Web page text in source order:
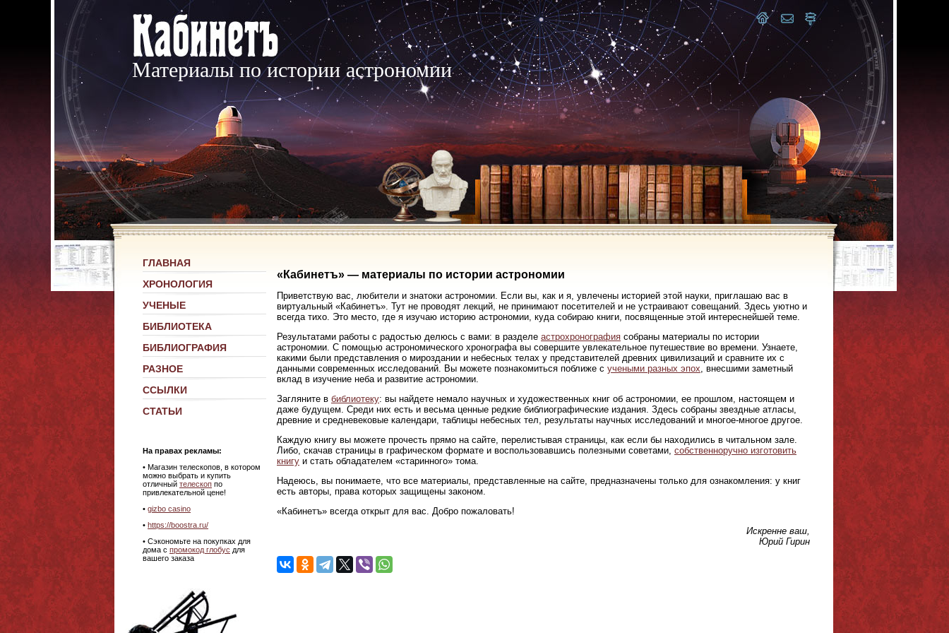
Материалы по истории астрономии
ГЛАВНАЯ
ХРОНОЛОГИЯ
УЧЕНЫЕ
БИБЛИОТЕКА
БИБЛИОГРАФИЯ
РАЗНОЕ
ССЫЛКИ
СТАТЬИ
На правах рекламы:
• Магазин телескопов, в котором
можно выбрать и купить
отличный телескоп по
привлекательной цене!
• gizbo casino
• https://boostra.ru/
• Сэкономьте на покупках для
дома с промокод глобус для
вашего заказа
«Кабинетъ» — материалы по истории астрономии
Приветствую вас, любители и знатоки астрономии. Если вы, как и я, увлечены историей этой науки, приглашаю вас в
виртуальный «Кабинетъ». Тут не проводят лекций, не принимают посетителей и не устраивают совещаний. Здесь уютно и
всегда тихо. Это место, где я изучаю историю астрономии, куда собираю книги, посвященные этой интереснейшей теме.
Результатами работы с радостью делюсь с вами: в разделе астрохронография собраны материалы по истории
астрономии. С помощью астрономического хронографа вы совершите увлекательное путешествие во времени. Узнаете,
какими были представления о мироздании и небесных телах у представителей древних цивилизаций и сравните их с
данными современных исследований. Вы можете познакомиться поближе с учеными разных эпох , внесшими заметный
вклад в изучение неба и развитие астрономии.
Загляните в библиотеку: вы найдете немало научных и художественных книг об астрономии, ее прошлом, настоящем и
даже будущем. Среди них есть и весьма ценные редкие библиографические издания. Здесь собраны звездные атласы,
древние и средневековые календари, таблицы небесных тел, результаты научных исследований и многое-многое другое.
Каждую книгу вы можете прочесть прямо на сайте, перелистывая страницы, как если бы находились в читальном зале.
Либо, скачав страницы в графическом формате и воспользовавшись полезными советами, собственноручно изготовить
книгу и стать обладателем «старинного» тома.
Надеюсь, вы понимаете, что все материалы, представленные на сайте, предназначены только для ознакомления: у книг
есть авторы, права которых защищены законом.
«Кабинетъ» всегда открыт для вас. Добро пожаловать!
Искренне ваш,
Юрий Гирин